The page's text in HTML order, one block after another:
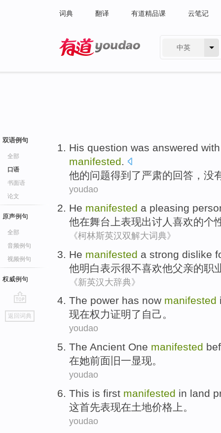
词典 翻译 有道精品课 云笔记
中英
双语例句
全部
口语
书面语
论文
原声例句
全部
音频例句
视频例句
权威例句
go
top
返回词典
His question was answered
manifested.
他的问题得到 了 严肃的回答， 没
youdao
He manifested a pleasing
他在舞台 上表现出讨人喜欢的个
《柯林斯英汉双解大词典》
He manifested a strong dislike
他明白表示很不喜欢他父亲的职
《新英汉大辞典》
The power has now manifested
现在权力证明了 自己。
youdao
The Ancient One manifested
在她前面 旧 一显现。
youdao
This is first manifested in land
这首先表现在土地价格 上。
youdao